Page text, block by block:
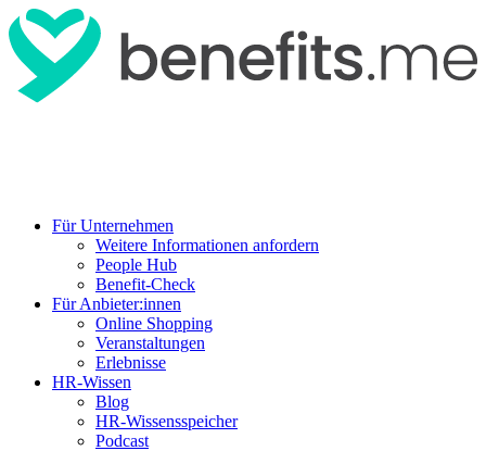
Für Unternehmen
Weitere Informationen anfordern
People Hub
Benefit-Check
Für Anbieter:innen
Online Shopping
Veranstaltungen
Erlebnisse
HR-Wissen
Blog
HR-Wissensspeicher
Podcast